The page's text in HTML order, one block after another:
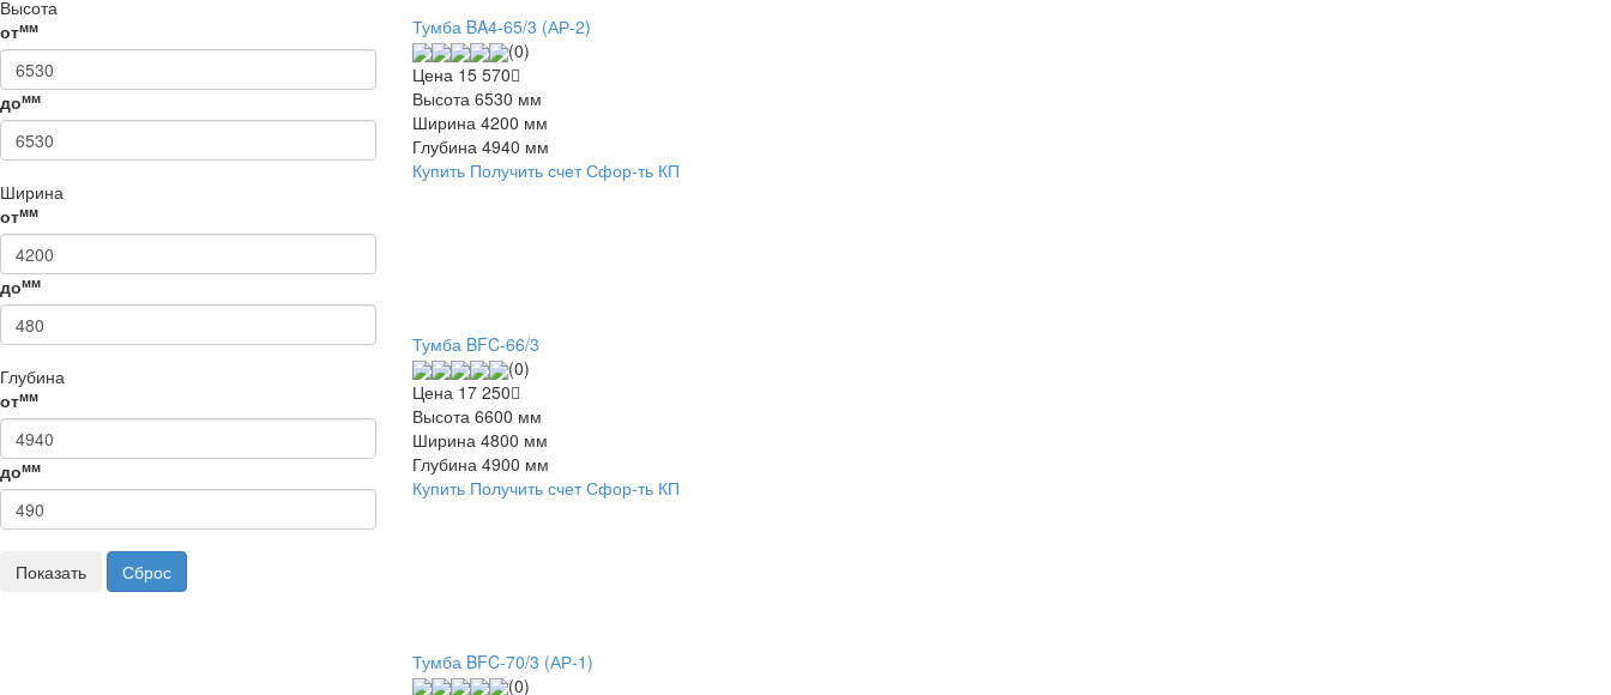
Высота
отмм
домм
Ширина
отмм
домм
Глубина
отмм
домм
Тумба BA4-65/3 (АР-2)
(0)
Цена 15 570
Высота 6530 мм
Ширина 4200 мм
Глубина 4940 мм
Купить Получить счет Сфор-ть КП
Тумба BFC-66/3
(0)
Цена 17 250
Высота 6600 мм
Ширина 4800 мм
Глубина 4900 мм
Купить Получить счет Сфор-ть КП
Тумба BFC-70/3 (АР-1)
(0)